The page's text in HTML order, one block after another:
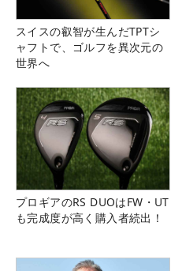
スイスの叡智が生んだTPTシ
ャフトで、ゴルフを異次元の
世界へ
プロギアのRS DUOはFW・UT
も完成度が高く購入者続出！